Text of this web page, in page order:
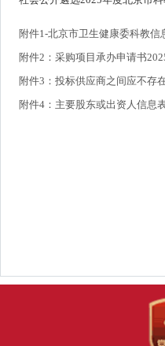
附件1-北京市卫生健康委科教信
附件2：采购项目承办申请书
附件3：投标供应商之间应不存
附件4：主要股东或出资人信息